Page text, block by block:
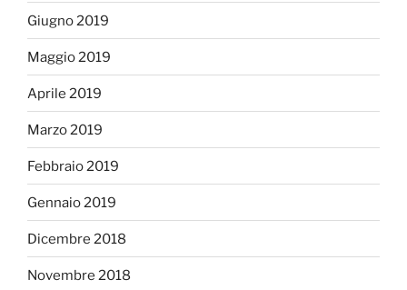
Giugno 2019
Maggio 2019
Aprile 2019
Marzo 2019
Febbraio 2019
Gennaio 2019
Dicembre 2018
Novembre 2018